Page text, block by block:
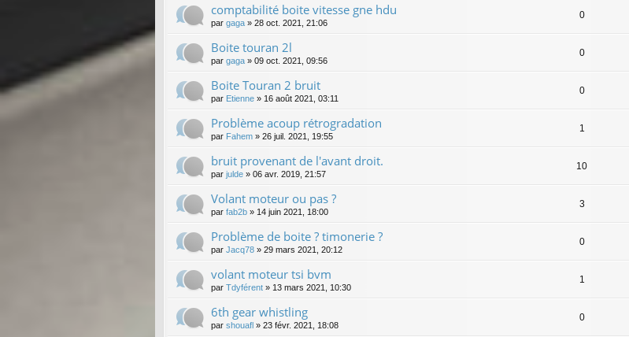
comptabilité boite vitesse gne hdu
par gaga » 28 oct. 2021, 21:06
0
Boite touran 2l
par gaga » 09 oct. 2021, 09:56
0
Boite Touran 2 bruit
par Etienne » 16 août 2021, 03:11
0
Problème acoup rétrogradation
par Fahem » 26 juil. 2021, 19:55
1
bruit provenant de l'avant droit.
par julde » 06 avr. 2019, 21:57
10
Volant moteur ou pas ?
par fab2b » 14 juin 2021, 18:00
3
Problème de boite ? timonerie ?
par Jacq78 » 29 mars 2021, 20:12
0
volant moteur tsi bvm
par Tdyférent » 13 mars 2021, 10:30
1
6th gear whistling
par shouafl » 23 févr. 2021, 18:08
0